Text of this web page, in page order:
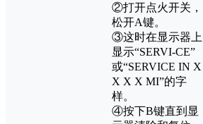
②打开点火开关，
松开A键。
③这时在显示器上
显示“SERVI-CE”
或“SERVICE IN X
X X X MI”的字
样。
④按下B键直到显